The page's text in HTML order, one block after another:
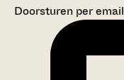
Doorsturen per email